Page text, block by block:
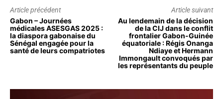
Article précédent
Gabon – Journées
médicales ASESGAS 2025 :
la diaspora gabonaise du
Sénégal engagée pour la
santé de leurs compatriotes
Article suivant
Au lendemain de la décision
de la CIJ dans le conflit
frontalier Gabon-Guinée
équatoriale : Régis Onanga
Ndiaye et Hermann
Immongault convoqués par
les représentants du peuple